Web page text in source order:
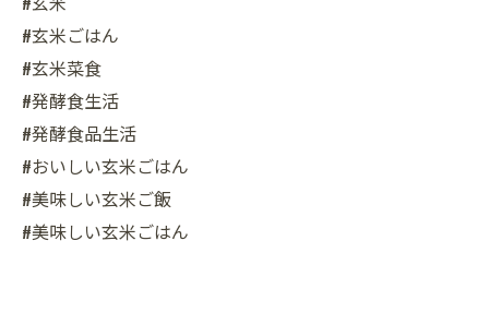
#玄米ごはん
#玄米菜食
#発酵食生活
#発酵食品生活
#おいしい玄米ごはん
#美味しい玄米ご飯
#美味しい玄米ごはん